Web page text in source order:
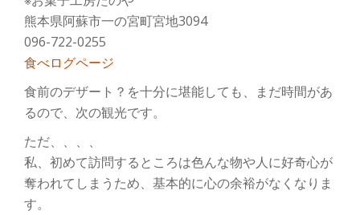
熊本県阿蘇市一の宮町宮地3094
096-722-0255
食べログページ
食前のデザート？を十分に堪能しても、まだ時間があ
るので、次の観光です。
ただ、、、、
私、初めて訪問するところは色んな物や人に好奇心が
奪われてしまうため、基本的に心の余裕がなくなりま
す。